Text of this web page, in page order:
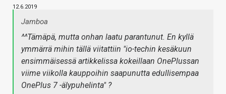
12.6.2019
Jamboa
^^Tämäpä, mutta onhan laatu parantunut. En kyllä
ymmärrä mihin tällä viitattiin "io-techin kesäkuun
ensimmäisessä artikkelissa kokeillaan OnePlussan
viime viikolla kauppoihin saapunutta edullisempaa
OnePlus 7 -älypuhelinta" ?